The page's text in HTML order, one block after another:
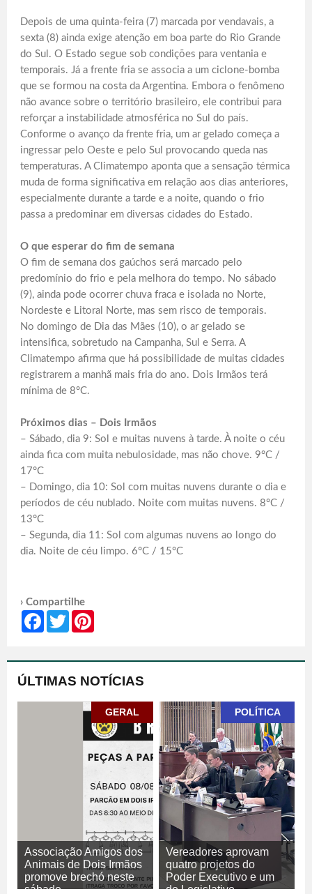
Depois de uma quinta-feira (7) marcada por vendavais, a
sexta (8) ainda exige atenção em boa parte do Rio Grande
do Sul. O Estado segue sob condições para ventania e
temporais. Já a frente fria se associa a um ciclone-bomba
que se formou na costa da Argentina. Embora o fenômeno
não avance sobre o território brasileiro, ele contribui para
reforçar a instabilidade atmosférica no Sul do país.
Conforme o avanço da frente fria, um ar gelado começa a
ingressar pelo Oeste e pelo Sul provocando queda nas
temperaturas. A Climatempo aponta que a sensação térmica
muda de forma significativa em relação aos dias anteriores,
especialmente durante a tarde e a noite, quando o frio
passa a predominar em diversas cidades do Estado.
O que esperar do fim de semana
O fim de semana dos gaúchos será marcado pelo
predomínio do frio e pela melhora do tempo. No sábado
(9), ainda pode ocorrer chuva fraca e isolada no Norte,
Nordeste e Litoral Norte, mas sem risco de temporais.
No domingo de Dia das Mães (10), o ar gelado se
intensifica, sobretudo na Campanha, Sul e Serra. A
Climatempo afirma que há possibilidade de muitas cidades
registrarem a manhã mais fria do ano. Dois Irmãos terá
mínima de 8°C.
Próximos dias – Dois Irmãos
– Sábado, dia 9: Sol e muitas nuvens à tarde. À noite o céu
ainda fica com muita nebulosidade, mas não chove. 9°C /
17°C
– Domingo, dia 10: Sol com muitas nuvens durante o dia e
períodos de céu nublado. Noite com muitas nuvens. 8°C /
13°C
– Segunda, dia 11: Sol com algumas nuvens ao longo do
dia. Noite de céu limpo. 6°C / 15°C
› Compartilhe
Facebook
Twitter
ÚLTIMAS NOTÍCIAS
GERAL
Associação Amigos dos
Animais de Dois Irmãos
promove brechó neste
sábado
POLÍTICA
Vereadores aprovam
quatro projetos do
Poder Executivo e um
do Legislativo